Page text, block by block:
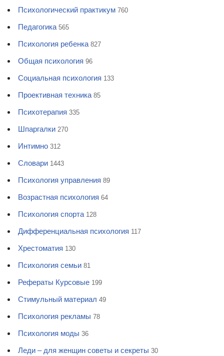
Психологический практикум 760
Педагогика 565
Психология ребенка 827
Общая психология 96
Социальная психология 133
Проективная техника 85
Психотерапия 335
Шпаргалки 270
Интимно 312
Словари 1443
Психология управления 89
Возрастная психология 64
Психология спорта 128
Дифференциальная психология 117
Хрестоматия 130
Психология семьи 81
Рефераты Курсовые 199
Стимульный материал 49
Психология рекламы 78
Психология моды 36
Леди – для женщин советы и секреты 30